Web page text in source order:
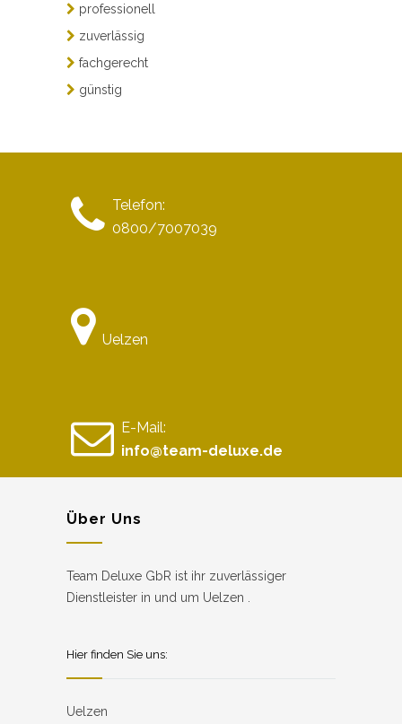
professionell
zuverlässig
fachgerecht
günstig
Telefon:
0800/7007039
Uelzen
E-Mail:
info@team-deluxe.de
Über Uns
Team Deluxe GbR ist ihr zuverlässiger
Dienstleister in und um Uelzen .
Hier finden Sie uns:
Uelzen